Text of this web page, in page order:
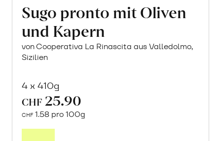
Sugo pronto mit Oliven
und Kapern
von Cooperativa La Rinascita aus Valledolmo,
Sizilien
4 x 410g
CHF 25.90
CHF 1.58 pro 100g